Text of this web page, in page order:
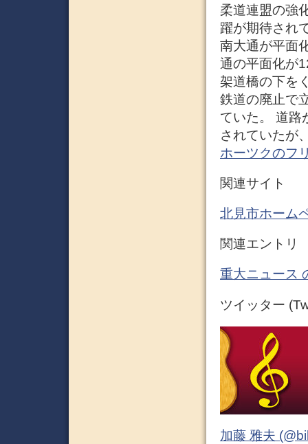
柔道連盟の強
躍が期待され
南大通が平面
通の平面化が
架道橋の下を
鉄道の廃止で
ていた。 道路
されていたが
ホーツクのフ
関連サイト
北見市ホーム
関連エントリ
重大ニュース
ツイッター
加藤 雅夫